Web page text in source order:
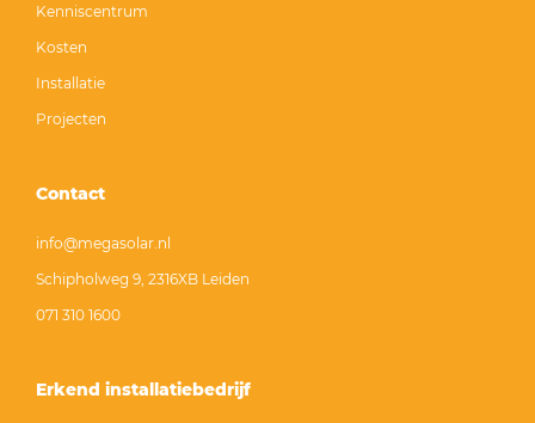
Kenniscentrum
Kosten
Installatie
Projecten
Contact
info@megasolar.nl
Schipholweg 9, 2316XB Leiden
071 310 1600
Erkend installatiebedrijf